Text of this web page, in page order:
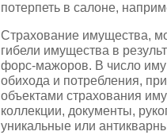
потерпеть в салоне,
Страхование имущества,
гибели имущества в
форс-мажоров. В число
обихода и потребления,
объектами страхования
коллекции, документы,
уникальные или